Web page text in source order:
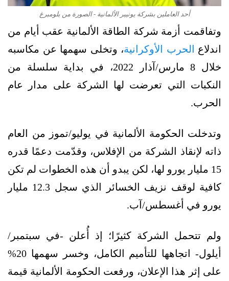
أحد العاملين بشركة يونيبر الألمانية - الصورة من بلومبرغ
وتفاقمت أزمة شركة الطاقة الألمانية عقب أيام من
اندلاع
الحرب الأوكرانية، وتخلى سهمها عن مكاسبه
خلال 8 مارس/آذار 2022، في بداية سلسلة من
النكبات التي تعرضت لها الشركة على مدار عام
الحرب.
وتدخلت الحكومة الألمانية في يوليو/تموز من العام
ذاته لإنقاذ الشركة من الإفلاس، وقدّمت دعمًا قدره
15 مليار يورو لها، لكن يبدو أن هذه الخطوات لم تكن
كافية لوقف نزيف الخسائر الذي سجل 12.3 مليار
يورو في أغسطس/آب.
ولم تتحمل الشركة كثيرًا؛ إذ أُعلن -في سبتمبر/
أيلول- اتجاهها للتأميم الكامل، وخسر سهمها 20%
على إثر هذا الإعلان، ورفعت الحكومة الألمانية قيمة